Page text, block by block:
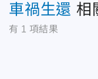
車禍生還 相
有 1 項結果